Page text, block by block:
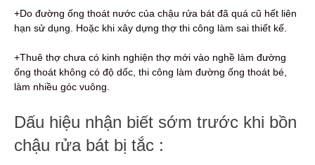
+Do đường ống thoát nước của chậu rửa bát đã quá cũ hết liên
hạn sử dụng. Hoặc khi xây dựng thợ thi công làm sai thiết kế.
+Thuê thợ chưa có kinh nghiện thợ mới vào nghề làm đường
ống thoát không có độ dốc, thi công làm đường ống thoát bé,
làm nhiều góc vuông.
Dấu hiệu nhận biết sớm trước khi bồn
chậu rửa bát bị tắc :